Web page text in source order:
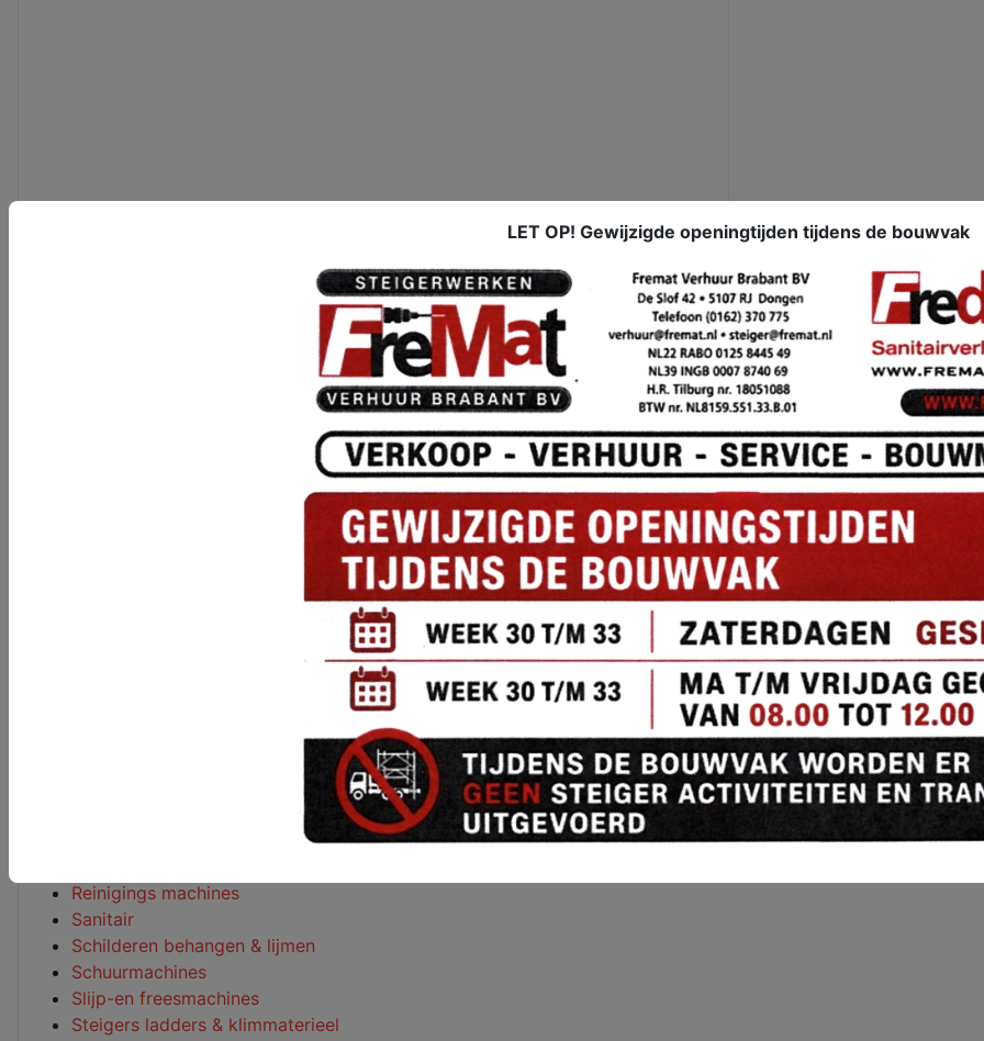
Reinigings machines
Sanitair
Schilderen behangen & lijmen
Schuurmachines
Slijp-en freesmachines
Steigers ladders & klimmaterieel
LET OP! Gewijzigde openingtijden tijdens de bouwvak